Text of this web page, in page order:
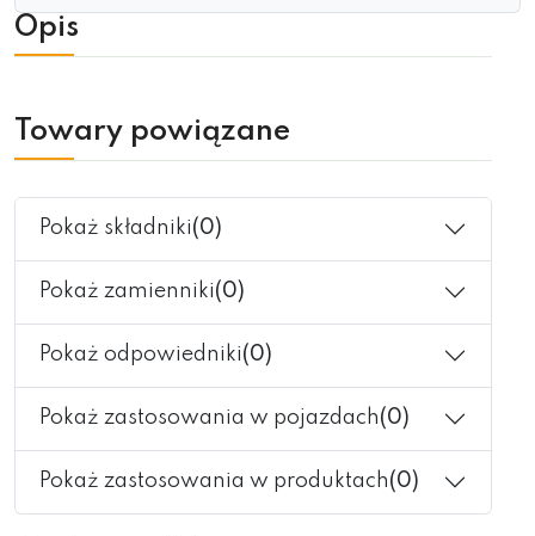
Opis
Towary powiązane
Pokaż składniki(0)
Pokaż zamienniki(0)
Pokaż odpowiedniki(0)
Pokaż zastosowania w pojazdach(0)
Pokaż zastosowania w produktach(0)